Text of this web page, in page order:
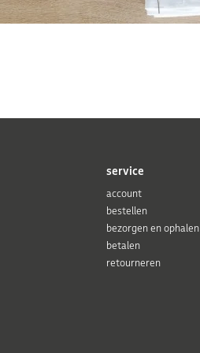
service
account
bestellen
bezorgen en ophalen
betalen
retourneren